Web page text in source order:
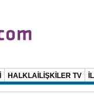
HALKLAİLİŞKİLER TV